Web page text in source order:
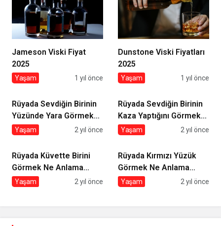
Jameson Viski Fiyat
2025
Yaşam 1 yıl önce
Dunstone Viski Fiyatları
2025
Yaşam 1 yıl önce
Rüyada Sevdiğin Birinin
Yüzünde Yara Görmek
Ne Anlama Gelir?
Yaşam 2 yıl önce
Rüyada Sevdiğin Birinin
Kaza Yaptığını Görmek
Ne Anlama Gelir?
Yaşam 2 yıl önce
Rüyada Küvette Birini
Görmek Ne Anlama
Gelir?
Yaşam 2 yıl önce
Rüyada Kırmızı Yüzük
Görmek Ne Anlama
Gelir?
Yaşam 2 yıl önce